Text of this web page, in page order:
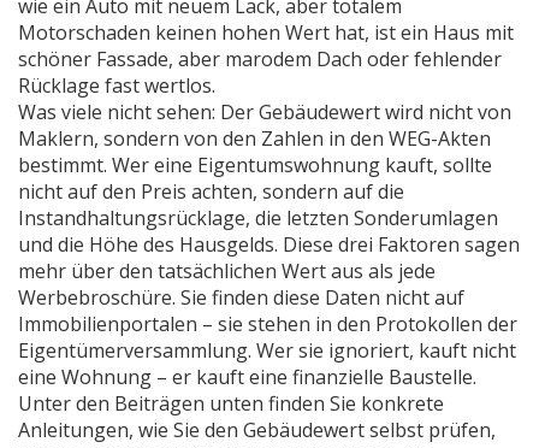
wie ein Auto mit neuem Lack, aber totalem
Motorschaden keinen hohen Wert hat, ist ein Haus mit
schöner Fassade, aber marodem Dach oder fehlender
Rücklage fast wertlos.
Was viele nicht sehen: Der Gebäudewert wird nicht von
Maklern, sondern von den Zahlen in den WEG-Akten
bestimmt. Wer eine Eigentumswohnung kauft, sollte
nicht auf den Preis achten, sondern auf die
Instandhaltungsrücklage, die letzten Sonderumlagen
und die Höhe des Hausgelds. Diese drei Faktoren sagen
mehr über den tatsächlichen Wert aus als jede
Werbebroschüre. Sie finden diese Daten nicht auf
Immobilienportalen – sie stehen in den Protokollen der
Eigentümerversammlung. Wer sie ignoriert, kauft nicht
eine Wohnung – er kauft eine finanzielle Baustelle.
Unter den Beiträgen unten finden Sie konkrete
Anleitungen, wie Sie den Gebäudewert selbst prüfen,